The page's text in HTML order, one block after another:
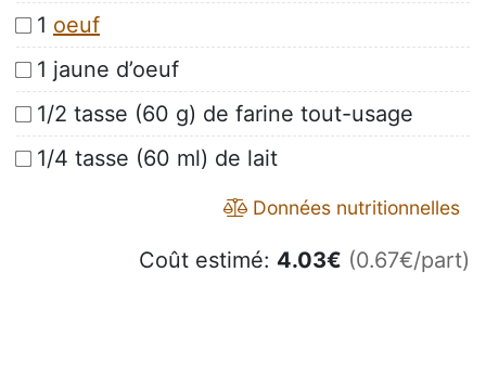
1 oeuf
1 jaune d’oeuf
1/2 tasse (60 g) de farine tout-usage
1/4 tasse (60 ml) de lait
Données nutritionnelles
Coût estimé: 4.03€ (0.67€/part)